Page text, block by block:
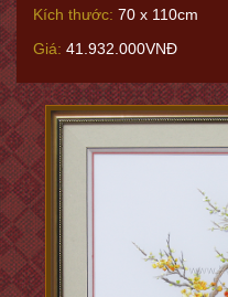
Kích thước: 70 x 110cm
Giá: 41.932.000VNĐ